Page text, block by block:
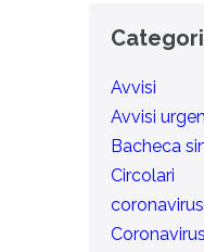
Avvisi
Avvisi
Bacheca
Circolari
coronavirus